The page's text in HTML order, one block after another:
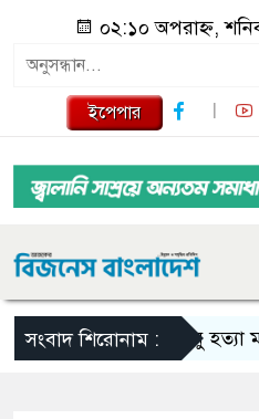
০২:১০ অপরাহ্ন,
ইপেপার
সংবাদ শিরোনাম :তনু হত্যা